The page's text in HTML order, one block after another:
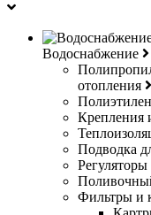
Водоснабжение
отопления
Крепления
Подводка
Фильтры и